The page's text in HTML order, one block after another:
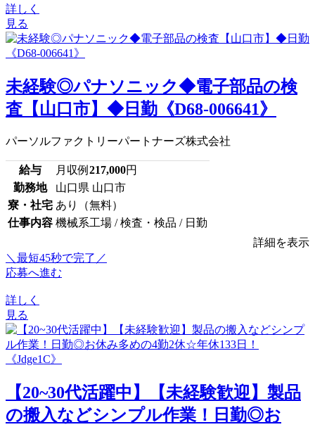
詳しく
見る
未経験◎パナソニック◆電子部品の検
査【山口市】◆日勤《D68-006641》
パーソルファクトリーパートナーズ株式会社
給与 月収例 217,000円
勤務地
山口県 山口市
寮・社宅 あり（無料）
仕事内容 機械系工場 / 検査・検品 / 日勤
詳細を表示
＼最短45秒で完了／
応募へ進む
詳しく
見る
【20~30代活躍中】【未経験歓迎】製品
の搬入などシンプル作業！日勤◎お